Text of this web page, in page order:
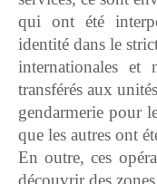
qui ont été
identité dans le
internationales et
transférés aux
gendarmerie pour
que les autres ont
En outre, ces